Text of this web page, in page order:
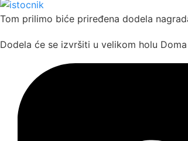
Tom prilimo biće priređena dodela
Dodela će se izvršiti u velikom holu